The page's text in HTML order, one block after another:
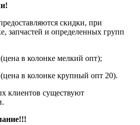
скидки, при
запчастей и определенных групп
в колонке мелкий опт);
в колонке крупный опт 20).
клиентов существуют